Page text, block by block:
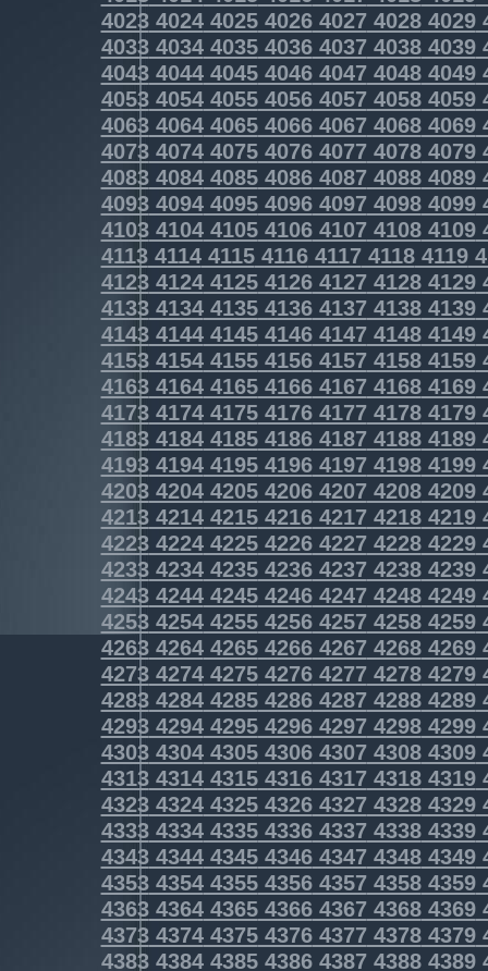
4023402440254026402740284029
4033403440354036403740384039
4043404440454046404740484049
4053405440554056405740584059
4063406440654066406740684069
4073407440754076407740784079
4083408440854086408740884089
4093409440954096409740984099
4103410441054106410741084109
4113411441154116411741184119
4123412441254126412741284129
4133413441354136413741384139
4143414441454146414741484149
4153415441554156415741584159
4163416441654166416741684169
4173417441754176417741784179
4183418441854186418741884189
4193419441954196419741984199
4203420442054206420742084209
4213421442154216421742184219
4223422442254226422742284229
4233423442354236423742384239
4243424442454246424742484249
4253425442554256425742584259
4263426442654266426742684269
4273427442754276427742784279
4283428442854286428742884289
4293429442954296429742984299
4303430443054306430743084309
4313431443154316431743184319
4323432443254326432743284329
4333433443354336433743384339
4343434443454346434743484349
4353435443554356435743584359
4363436443654366436743684369
4373437443754376437743784379
4383438443854386438743884389